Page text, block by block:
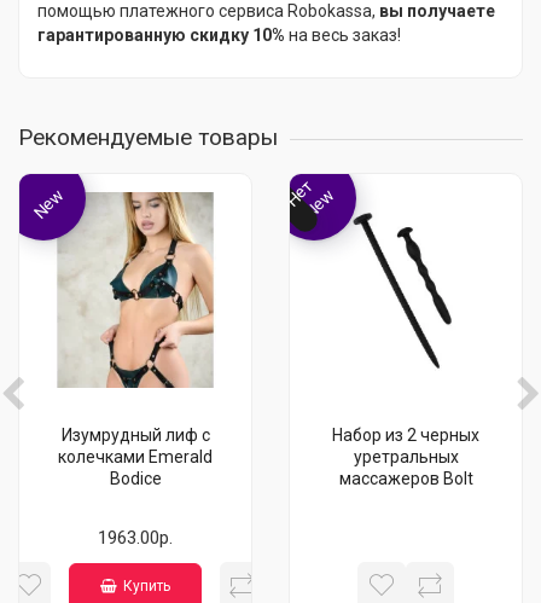
помощью платежного сервиса Robokassa, вы получаете
гарантированную скидку 10% на весь заказ!
Рекомендуемые товары
New
Изумрудный лиф с
колечками Emerald
Bodice
1963.00р.
Купить
New
Нет
Набор из 2 черных
уретральных
массажеров Bolt